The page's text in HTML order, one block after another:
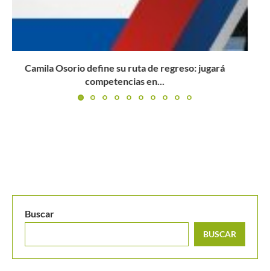
En vivo: Miguel Tobón busca un cupo en la gran...
BUSCAR